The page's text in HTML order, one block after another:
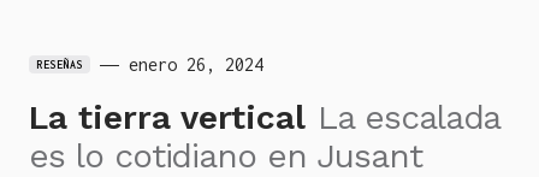
RESEÑAS enero 26, 2024
La tierra vertical La escalada
es lo cotidiano en Jusant